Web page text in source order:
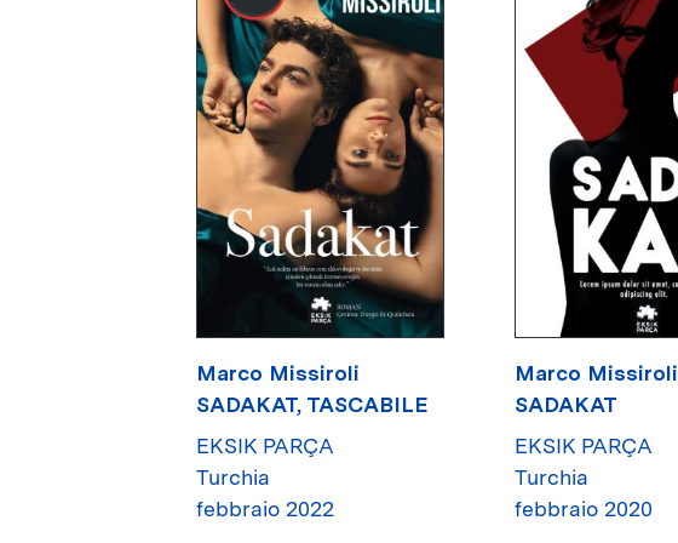
Marco Missiroli
SADAKAT, TASCABILE
EKSIK PARÇA
Turchia
febbraio 2022
Marco Missiroli
SADAKAT
EKSIK PARÇA
Turchia
febbraio 2020